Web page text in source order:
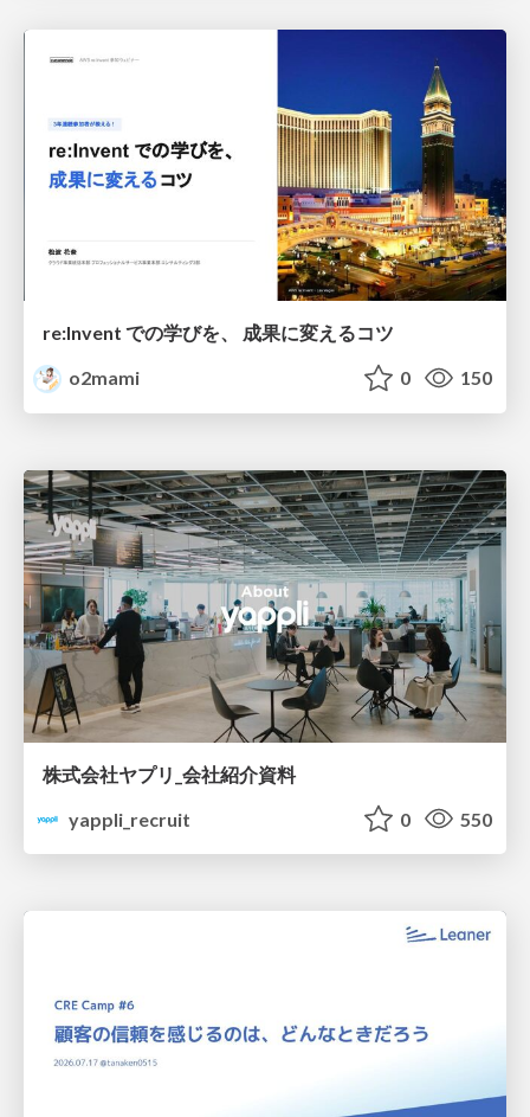
re:Invent での学びを、 成果に変えるコツ
o2mami
0 150
株式会社ヤプリ_会社紹介資料
yappli_recruit
0 550